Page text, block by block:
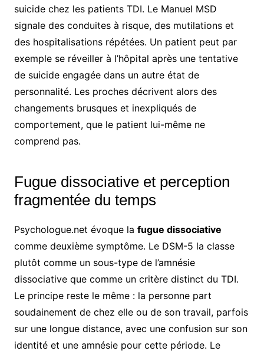
suicide chez les patients TDI. Le Manuel MSD
signale des conduites à risque, des mutilations et
des hospitalisations répétées. Un patient peut par
exemple se réveiller à l’hôpital après une tentative
de suicide engagée dans un autre état de
personnalité. Les proches décrivent alors des
changements brusques et inexpliqués de
comportement, que le patient lui-même ne
comprend pas.
Fugue dissociative et perception
fragmentée du temps
Psychologue.net évoque la fugue dissociative
comme deuxième symptôme. Le DSM-5 la classe
plutôt comme un sous-type de l’amnésie
dissociative que comme un critère distinct du TDI.
Le principe reste le même : la personne part
soudainement de chez elle ou de son travail, parfois
sur une longue distance, avec une confusion sur son
identité et une amnésie pour cette période. Le